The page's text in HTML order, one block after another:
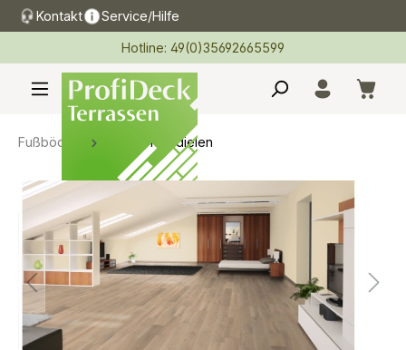
springen
Kontakt Service/Hilfe
Hotline: 49(0)35692665599
Fußböden Massivholzdielen